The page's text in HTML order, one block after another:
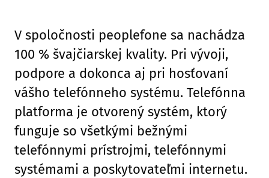
V spoločnosti peoplefone sa nachádza
100 % švajčiarskej kvality. Pri vývoji,
podpore a dokonca aj pri hosťovaní
vášho telefónneho systému. Telefónna
platforma je otvorený systém, ktorý
funguje so všetkými bežnými
telefónnymi prístrojmi, telefónnymi
systémami a poskytovateľmi internetu.